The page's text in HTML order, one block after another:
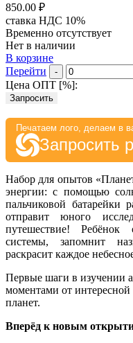
850.00 ₽
ставка НДС 10%
Временно отсутствует
Нет в наличии
В корзине
Перейти
-
Цена ОПТ [%]:
Запросить
Печатаем лого, делаем в
Запросить
Набор для опытов
энергии: с помощью
пальчиковой батарейки
отправит юного
путешествие!
системы, запомнит
раскрасит каждое
Первые шаги в изучении
моментами от
планет.
Вперёд к новым